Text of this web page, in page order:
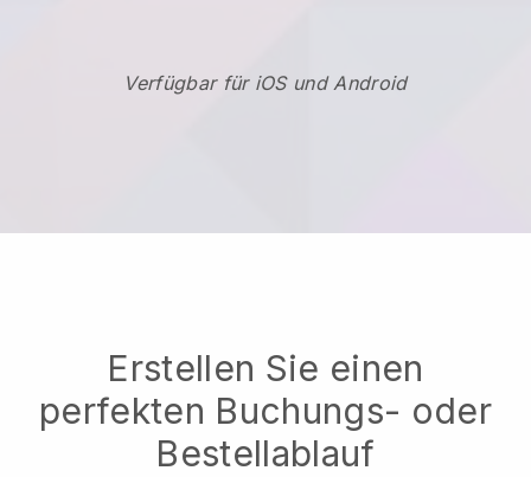
Verfügbar für iOS und Android
Erstellen Sie einen
perfekten Buchungs- oder
Bestellablauf